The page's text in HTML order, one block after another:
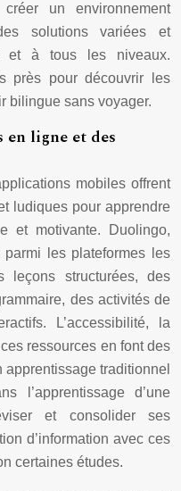
un environnement
solutions variées et
et à tous les niveaux.
près pour découvrir les
bilingue sans voyager.
en ligne et des
mobiles offrent
ludiques pour apprendre
et motivante. Duolingo,
les plateformes les
leçons structurées, des
des activités de
L’accessibilité, la
ressources en font des
traditionnel
l’apprentissage d’une
et consolider ses
d’information avec ces
certaines études.